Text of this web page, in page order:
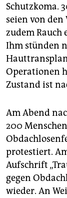
Schutzkoma.
seien von
zudem Rauch
Ihm stünden
Operationen
Zustand ist
Am Abend
200
protestiert.
Aufschrift
gegen
wieder. An